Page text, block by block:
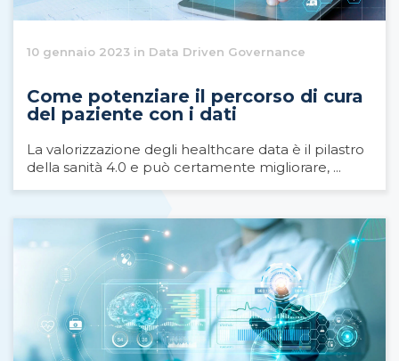
10 gennaio 2023 in Data Driven Governance
Come potenziare il percorso di cura
del paziente con i dati
La valorizzazione degli healthcare data è il pilastro
della sanità 4.0 e può certamente migliorare, ...